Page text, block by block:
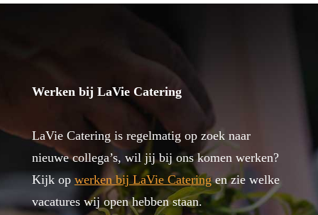
Werken bij LaVie Catering
LaVie Catering is regelmatig op zoek naar
nieuwe collega’s, wil jij bij ons komen werken?
Kijk op werken bij LaVie Cateringen zie welke
vacatures wij open hebben staan.